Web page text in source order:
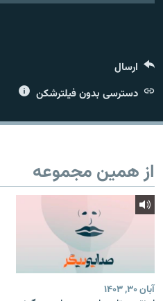
ارسال
دسترسی بدون فیلترشکن
از همین مجموعه
آبان ۳۰, ۱۴۰۳